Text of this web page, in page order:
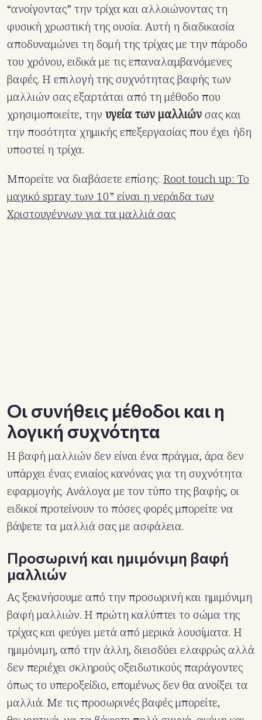
“ανοίγοντας” την τρίχα και αλλοιώνοντας τη
φυσική χρωστική της ουσία. Αυτή η διαδικασία
αποδυναμώνει τη δομή της τρίχας με την πάροδο
του χρόνου, ειδικά με τις επαναλαμβανόμενες
βαφές. Η επιλογή της συχνότητας βαφής των
μαλλιών σας εξαρτάται από τη μέθοδο που
χρησιμοποιείτε, την υγεία των μαλλιώνσας και
την ποσότητα χημικής επεξεργασίας που έχει ήδη
υποστεί η τρίχα.
Μπορείτε να διαβάσετε επίσης: Root touch up: Το
μαγικό spray των 10” είναι η νεράιδα των
Χριστουγέννων για τα μαλλιά σας
Οι συνήθεις μέθοδοι και η
λογική συχνότητα
Η βαφή μαλλιών δεν είναι ένα πράγμα, άρα δεν
υπάρχει ένας ενιαίος κανόνας για τη συχνότητα
εφαρμογής. Ανάλογα με τον τύπο της βαφής, οι
ειδικοί προτείνουν το πόσες φορές μπορείτε να
βάψετε τα μαλλιά σας με ασφάλεια.
Προσωρινή και ημιμόνιμη βαφή
μαλλιών
Ας ξεκινήσουμε από την προσωρινή και ημιμόνιμη
βαφή μαλλιών. Η πρώτη καλύπτει το σώμα της
τρίχας και φεύγει μετά από μερικά λουσίματα. Η
ημιμόνιμη, από την άλλη, διεισδύει ελαφρώς αλλά
δεν περιέχει σκληρούς οξειδωτικούς παράγοντες
όπως το υπεροξείδιο, επομένως δεν θα ανοίξει τα
μαλλιά. Με τις προσωρινές βαφές μπορείτε,